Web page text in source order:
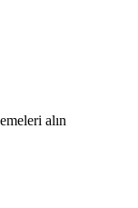
alın